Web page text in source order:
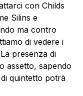
con Childs
Silins e
ma contro
di vedere i
presenza di
assetto, sapendo
quintetto potrà